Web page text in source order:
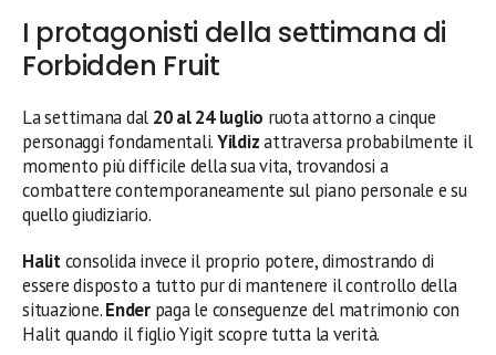
I protagonisti della settimana di
Forbidden Fruit
La settimana dal 20 al 24 luglio ruota attorno a cinque
personaggi fondamentali.Yildizattraversa probabilmente il
momento più difficile della sua vita, trovandosi a
combattere contemporaneamente sul piano personale e su
quello giudiziario.
Halitconsolida invece il proprio potere, dimostrando di
essere disposto a tutto pur di mantenere il controllo della
situazione.Enderpaga le conseguenze del matrimonio con
Halit quando il figlio Yigit scopre tutta la verità.